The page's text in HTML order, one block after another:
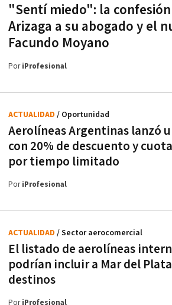
"Sentí miedo": la confesión
Arizaga a su abogado y el
Facundo Moyano
PoriProfesional
Aerolíneas Argentinas lanzó
con 20% de descuento y
por tiempo limitado
ACTUALIDAD / Oportunidad
PoriProfesional
El listado de aerolíneas
podrían incluir a Mar del
destinos
ACTUALIDAD / Sector aerocomercial
PoriProfesional